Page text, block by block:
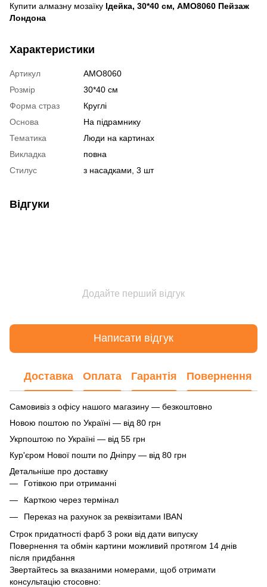
Купити алмазну мозаїку Ідейка, 30*40 см, AMO8060 Пейзаж
Лондона
Характеристики
Артикул
AMO8060
Розмір
30*40 см
Форма страз
Круглі
Основа
На підрамнику
Тематика
Люди на картинах
Викладка
повна
Стилус
з насадками, 3 шт
Відгуки
Додайте перший відгук
Написати відгук
Доставка Оплата Гарантія Повернення
Самовивіз з офісу нашого магазину — безкоштовно
Новою поштою по Україні — від 80 грн
Укрпоштою по Україні — від 55 грн
Кур'єром Нової пошти по Дніпру — від 80 грн
Детальніше про доставку
Готівкою при отриманні
Карткою через термінал
Переказ на рахунок за реквізитами IBAN
Строк придатності фарб 3 роки від дати випуску
Повернення та обмін картини можливий протягом 14 днів
після придбання
Звертайтесь за вказаними номерами, щоб отримати
консультацію стосовно: